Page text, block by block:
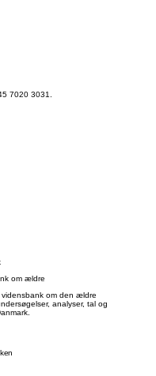
7020 3031.
om ældre
om den ældre
analyser, tal og